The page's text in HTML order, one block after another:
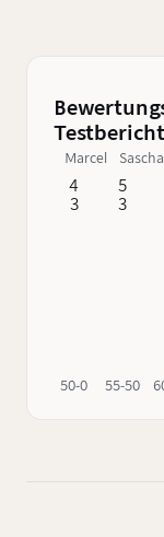
gehalten
Marcel Sascha
4
3
50-0
5
3
55-50